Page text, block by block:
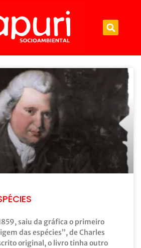
saiu da gráfica o primeiro
das espécies”, de Charles
original, o livro tinha outro